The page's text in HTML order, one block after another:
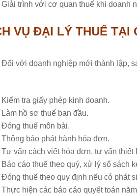
Giải trình với cơ quan thuế khi doanh
VỤ ĐẠI LÝ THUẾ TẠI
Đối với doanh nghiệp mới thành lập,
Kiểm tra giấy phép kinh doanh.
Làm hồ sơ thuế ban đầu.
Đóng thuế môn bài.
Thông báo phát hành hóa đơn.
Tư vấn cách viết hóa đơn, tư vấn thiết
Báo cáo thuế theo quý, xử lý sổ sách
Đóng thuế theo quy định nếu có phát
Thực hiện các báo cáo quyết toán